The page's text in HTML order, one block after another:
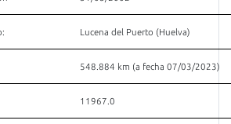
Lucena del Puerto (Huelva)
548.884 km (a fecha 07/03/2023)
11967.0